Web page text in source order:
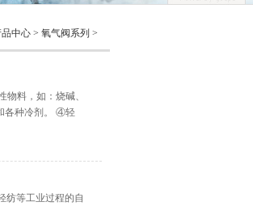
品中心 > 氧气阀系列 >
料，如：烧碱、
各种冷剂。 ④轻
纺等工业过程的自